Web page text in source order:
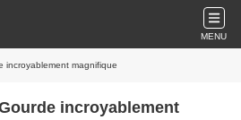
MENU
incroyablement magnifique
incroyablement